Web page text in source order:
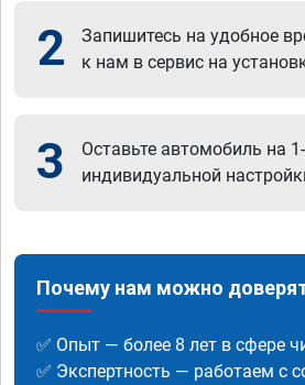
2
Запишитесь на удобное
к нам в сервис на
3
Оставьте автомобиль на
индивидуальной
Почему нам можно
✅ Опыт — более 8 лет в сфере
✅ Экспертность — работаем с